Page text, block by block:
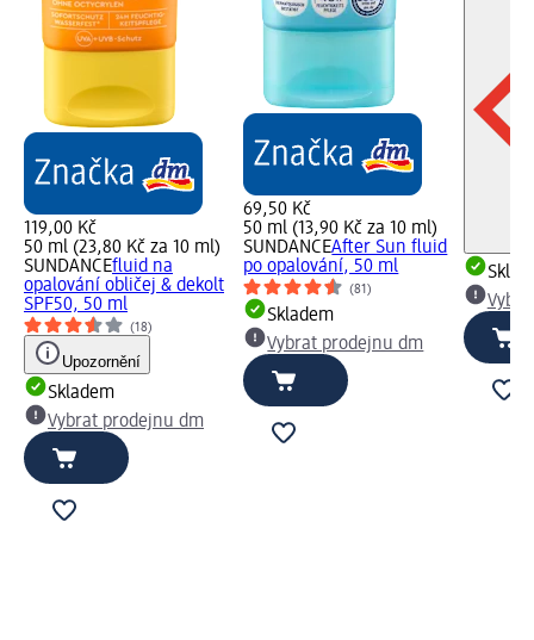
119,00 Kč
50 ml (23,80 Kč za 10 ml)
SUNDANCEfluid na
opalování obličej & dekolt
SPF50, 50 ml
(18)
Upozornění
Skladem
Vybrat prodejnu dm
69,50 Kč
50 ml (13,90 Kč za 10 ml)
SUNDANCEAfter Sun fluid
po opalování, 50 ml
(81)
Skladem
Vybrat prodejnu dm